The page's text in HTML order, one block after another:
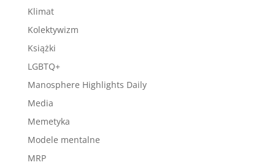
Klimat
Kolektywizm
Książki
LGBTQ+
Manosphere Highlights Daily
Media
Memetyka
Modele mentalne
MRP